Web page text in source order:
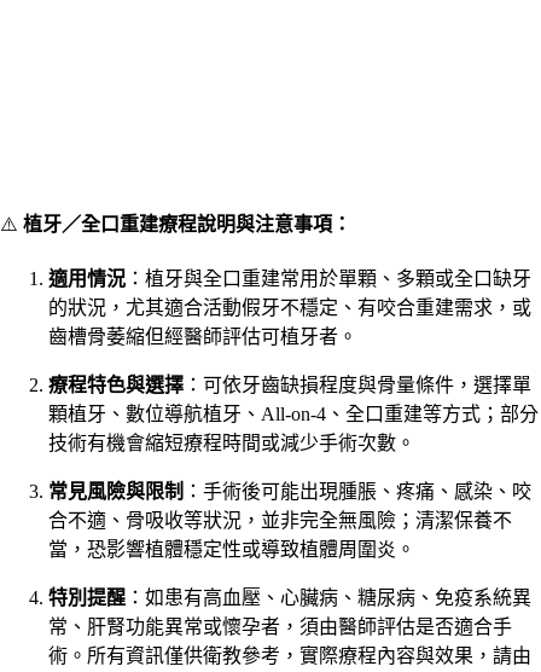
⚠️ 植牙／全口重建療程說明與注意事項：
適用情況 ：植牙與全口重建常用於單顆、多顆或全口缺牙
的狀況，尤其適合活動假牙不穩定、有咬合重建需求，或
齒槽骨萎縮但經醫師評估可植牙者。
療程特色與選擇 ：可依牙齒缺損程度與骨量條件，選擇單
顆植牙、數位導航植牙、All-on-4、全口重建等方式；部分
技術有機會縮短療程時間或減少手術次數。
常見風險與限制 ：手術後可能出現腫脹、疼痛、感染、咬
合不適、骨吸收等狀況，並非完全無風險；清潔保養不
當，恐影響植體穩定性或導致植體周圍炎。
特別提醒 ：如患有高血壓、心臟病、糖尿病、免疫系統異
常、肝腎功能異常或懷孕者，須由醫師評估是否適合手
術。所有資訊僅供衛教參考，實際療程內容與效果，請由